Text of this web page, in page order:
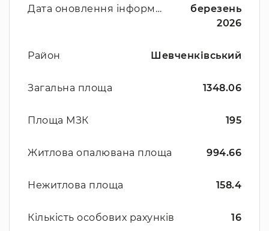
Дата оновлення інформації
березень
2026
Район Шевченківський
Загальна площа 1348.06
Площа МЗК 195
Житлова опалювана площа 994.66
Нежитлова площа 158.4
Кількість особових рахунків 16